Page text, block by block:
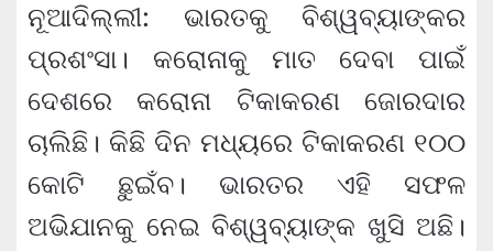
ନୂଆଦିଲ୍ଲୀ: ଭାରତକୁ ବିଶ୍ୱବ୍ୟାଙ୍କର
ପ୍ରଶଂସା। କରୋନାକୁ ମାତ ଦେବା ପାଇଁ
ଦେଶରେ କରୋନା ଟିକାକରଣ ଜୋରଦାର
ଚାଲିଛି। କିଛି ଦିନ ମଧ୍ୟରେ ଟିକାକରଣ ୧୦୦
କୋଟି ଛୁଇଁବ। ଭାରତର ଏହି ସଫଳ
ଅଭିଯାନକୁ ନେଇ ବିଶ୍ୱବ୍ୟାଙ୍କ ଖୁସି ଅଛି।